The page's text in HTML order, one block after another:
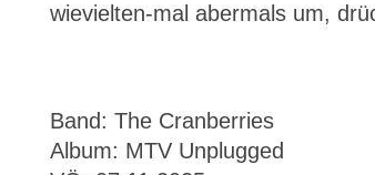
wievielten-mal abermals um,
Band: The Cranberries
Album: MTV Unplugged